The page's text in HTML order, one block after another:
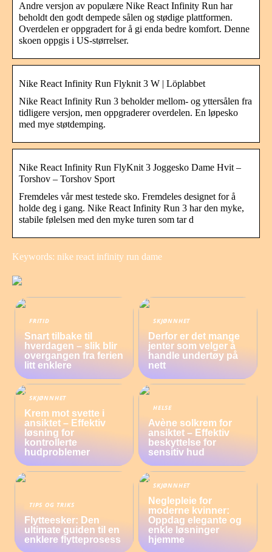
Andre versjon av populære Nike React Infinity Run har
beholdt den godt dempede sålen og stødige plattformen.
Overdelen er oppgradert for å gi enda bedre komfort. Denne
skoen oppgis i US-størrelser.
Nike React Infinity Run Flyknit 3 W | Löplabbet
Nike React Infinity Run 3 beholder mellom- og yttersålen fra
tidligere versjon, men oppgraderer overdelen. En løpesko
med mye støtdemping.
Nike React Infinity Run FlyKnit 3 Joggesko Dame Hvit –
Torshov – Torshov Sport
Fremdeles vår mest testede sko. Fremdeles designet for å
holde deg i gang. Nike React Infinity Run 3 har den myke,
stabile følelsen med den myke turen som tar d
Keywords: nike react infinity run dame
FRITID
Snart tilbake til
hverdagen – slik blir
overgangen fra ferien
litt enklere
SKJØNNHET
Derfor er det mange
jenter som velger å
handle undertøy på
nett
SKJØNNHET
Krem mot svette i
ansiktet – Effektiv
løsning for
kontrollerte
hudproblemer
HELSE
Avène solkrem for
ansiktet – Effektiv
beskyttelse for
sensitiv hud
TIPS OG TRIKS
Flytteesker: Den
ultimate guiden til en
enklere flytteprosess
SKJØNNHET
Neglepleie for
moderne kvinner:
Oppdag elegante og
enkle løsninger
hjemme